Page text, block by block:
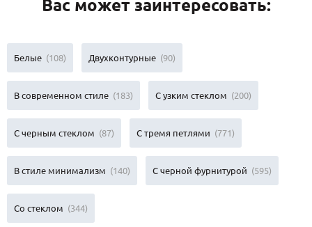
Вас может заинтересовать:
Белые (108) Двухконтурные (90)
В современном стиле (183) С узким стеклом (200)
С черным стеклом (87) С тремя петлями (771)
В стиле минимализм (140) С черной фурнитурой (595)
Со стеклом (344)